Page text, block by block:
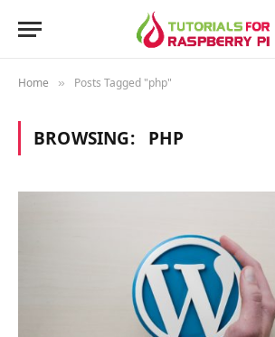
Home » Posts Tagged "php"
BROWSING: PHP